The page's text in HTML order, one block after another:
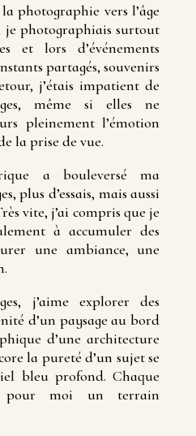
photographie vers l’âge
je photographiais surtout
et lors d’événements
partagés, souvenirs
j’étais impatient de
même si elles ne
pleinement l’émotion
la prise de vue.
a bouleversé ma
plus d’essais, mais aussi
vite, j’ai compris que je
à accumuler des
une ambiance, une
j’aime explorer des
d’un paysage au bord
d’une architecture
la pureté d’un sujet se
bleu profond. Chaque
pour moi un terrain